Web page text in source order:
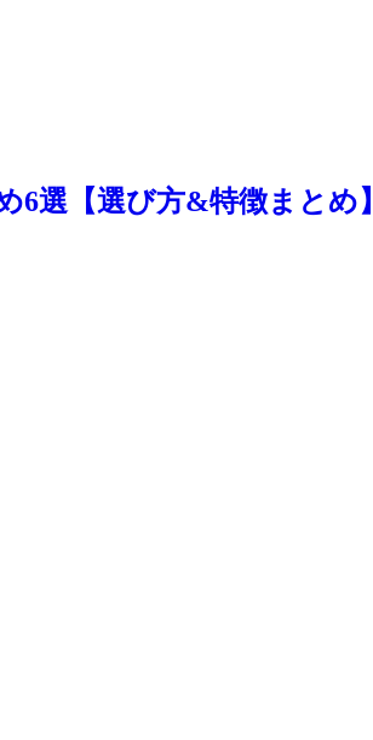
選【選び方&特徴まとめ】